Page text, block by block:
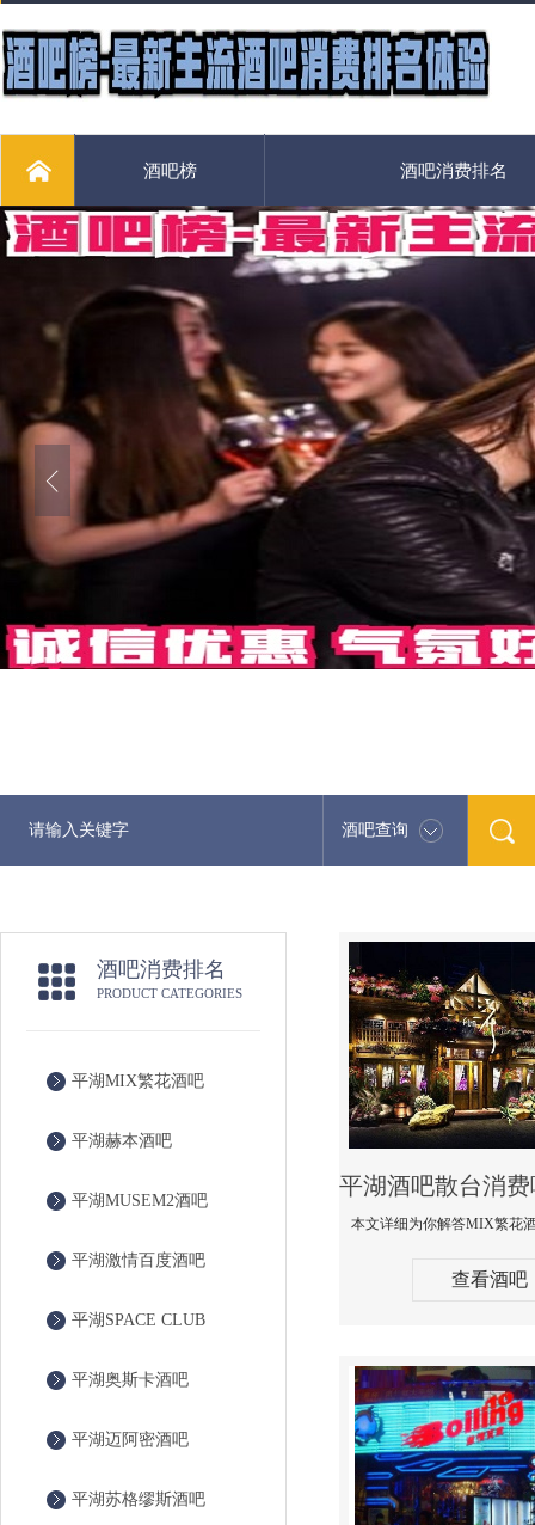
酒吧榜 酒吧消费排名
酒吧查询
酒吧消费排名
PRODUCT CATEGORIES
平湖MIX繁花酒吧
平湖赫本酒吧
平湖MUSEM2酒吧
平湖激情百度酒吧
平湖SPACE CLUB
平湖奥斯卡酒吧
平湖迈阿密酒吧
平湖苏格缪斯酒吧
查看酒吧